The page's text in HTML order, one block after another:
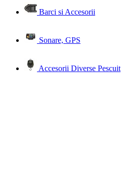
Barci si Accesorii
Sonare, GPS
Accesorii Diverse Pescuit